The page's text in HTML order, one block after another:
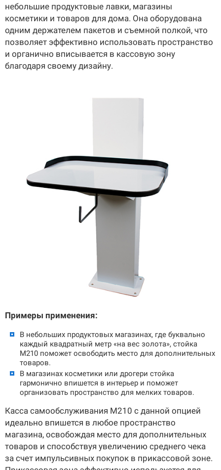
О КОМПАНИИ
Подробнее о компании «POScenter» - одном из лидеров в сфере
производства кассового и весового оборудования.
КОНТАКТЫ СЕРВИСНЫЕ ЦЕНТРЫ
АДРЕСА МАГАЗИНОВ
ОТЗЫВЫ О НАС
СЕРТИФИКАТЫ ВАКАНСИИ
+7 (495) 518-94-41 info@poscenter.ru
небольшие продуктовые лавки, магазины
косметики и товаров для дома. Она оборудована
одним держателем пакетов и съемной полкой, что
позволяет эффективно использовать пространство
и органично вписывается в кассовую зону
благодаря своему дизайну.
Примеры применения:
В небольших продуктовых магазинах, где буквально
каждый квадратный метр «на вес золота», стойка
М210 поможет освободить место для дополнительных
товаров.
В магазинах косметики или дрогери стойка
гармонично впишется в интерьер и поможет
организовать пространство для мелких товаров.
Касса самообслуживания М210 с данной опцией
идеально впишется в любое пространство
магазина, освобождая место для дополнительных
товаров и способствуя увеличению среднего чека
за счет импульсивных покупок в прикассовой зоне.